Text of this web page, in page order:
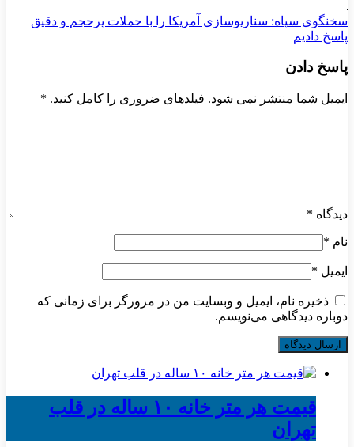
سخنگوی سپاه: سناریوسازی آمریکا را با حملات پرحجم‌‌ و دقیق‌
پاسخ دادیم
پاسخ دادن
ایمیل شما منتشر نمی شود. فیلدهای ضروری را کامل کنید. *
دیدگاه *
نام *
ایمیل *
ذخیره نام، ایمیل و وبسایت من در مرورگر برای زمانی که
دوباره دیدگاهی می‌نویسم.
قیمت هر متر خانه ۱۰ ساله در قلب
تهران